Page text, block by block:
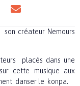
créateur Nemours
placés dans une
cette musique aux
danser le konpa.